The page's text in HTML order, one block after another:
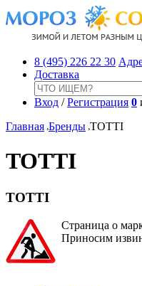
8 (495) 226 22 30
Доставка
Вход /Регистрация 0
Главная Бренды TOTTI
TOTTI
TOTTI
Страница о
Приносим